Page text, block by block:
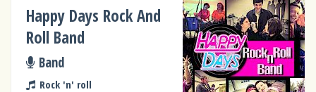
Happy Days Rock And
Roll Band
Band
Rock 'n' roll